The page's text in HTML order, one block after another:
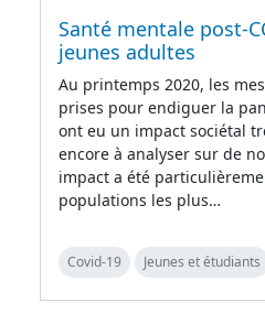
Santé mentale post-
jeunes adultes
Au printemps 2020, les
prises pour endiguer la
ont eu un impact sociétal
encore à analyser sur de
impact a été
populations les plus…
Covid-19 Jeunes et étudiants